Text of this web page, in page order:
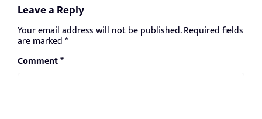
Leave a Reply
Your email address will not be published.Required fields
are marked*
Comment*